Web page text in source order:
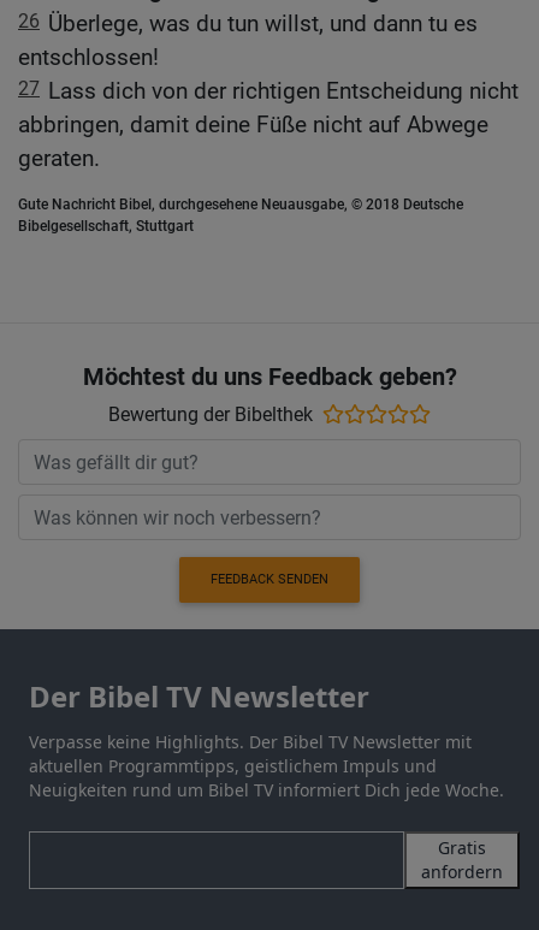
26 Überlege, was du tun willst, und dann tu es
entschlossen!
27 Lass dich von der richtigen Entscheidung nicht
abbringen, damit deine Füße nicht auf Abwege
geraten.
Gute Nachricht Bibel, durchgesehene Neuausgabe, © 2018 Deutsche
Bibelgesellschaft, Stuttgart
Möchtest du uns Feedback geben?
Bewertung der Bibelthek
FEEDBACK SENDEN
Der Bibel TV Newsletter
Verpasse keine Highlights. Der Bibel TV Newsletter mit
aktuellen Programmtipps, geistlichem Impuls und
Neuigkeiten rund um Bibel TV informiert Dich jede Woche.
Gratis
anfordern